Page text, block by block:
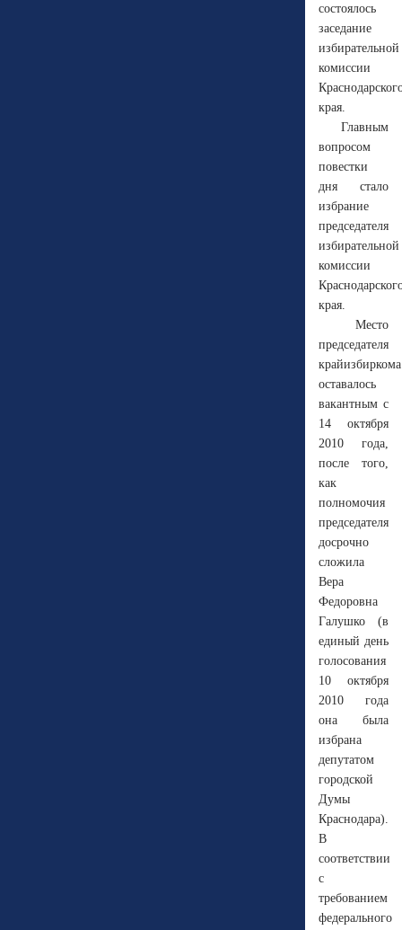
состоялось
заседание
избирательной
комиссии
края.
Главным
вопросом
повестки
дня стало
избрание
председателя
избирательной
комиссии
края.
Место
председателя
крайизбиркома
оставалось
вакантным с
14 октября
2010 года,
после того,
как
полномочия
председателя
досрочно
сложила
Вера
Федоровна
Галушко (в
единый день
голосования
10 октября
2010 года
она была
избрана
депутатом
городской
Думы
Краснодара).
В
соответствии
с
требованием
федерального